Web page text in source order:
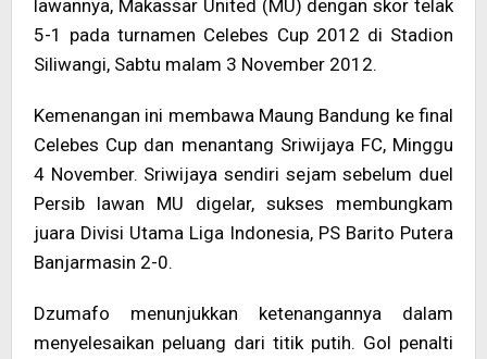
lawannya, Makassar United (MU) dengan skor telak
5-1 pada turnamen Celebes Cup 2012 di Stadion
Siliwangi, Sabtu malam 3 November 2012.
Kemenangan ini membawa Maung Bandung ke final
Celebes Cup dan menantang Sriwijaya FC, Minggu
4 November. Sriwijaya sendiri sejam sebelum duel
Persib lawan MU digelar, sukses membungkam
juara Divisi Utama Liga Indonesia, PS Barito Putera
Banjarmasin 2-0.
Dzumafo menunjukkan ketenangannya dalam
menyelesaikan peluang dari titik putih. Gol penalti